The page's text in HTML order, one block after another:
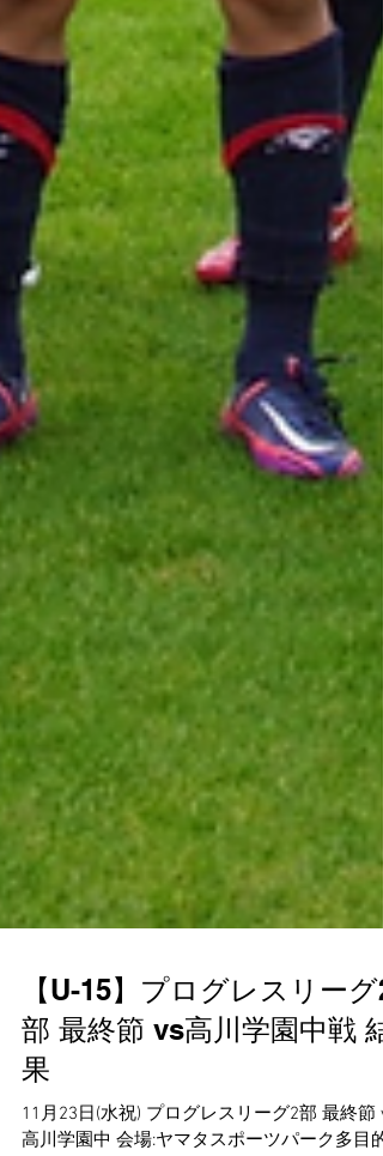
【U-15】プログレスリーグ2
部 最終節 vs高川学園中戦 結
果